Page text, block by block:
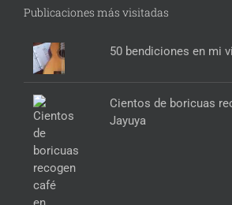
Publicaciones más visitadas
50 bendiciones en mi
Cientos de boricuas
Jayuya